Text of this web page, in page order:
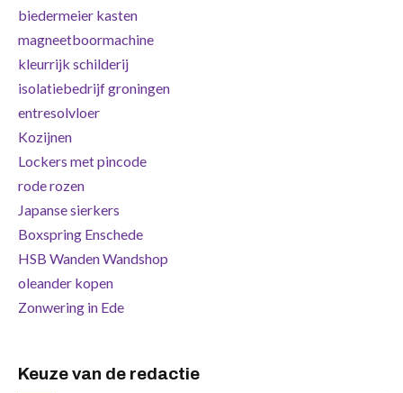
biedermeier kasten
magneetboormachine
kleurrijk schilderij
isolatiebedrijf groningen
entresolvloer
Kozijnen
Lockers met pincode
rode rozen
Japanse sierkers
Boxspring Enschede
HSB Wanden Wandshop
oleander kopen
Zonwering in Ede
Keuze van de redactie